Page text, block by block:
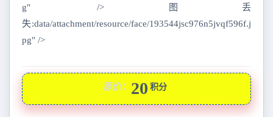
g" />图丢
失:data/attachment/resource/face/193544jsc976n5jvqf596f.j
pg" />
原价： 20 积分